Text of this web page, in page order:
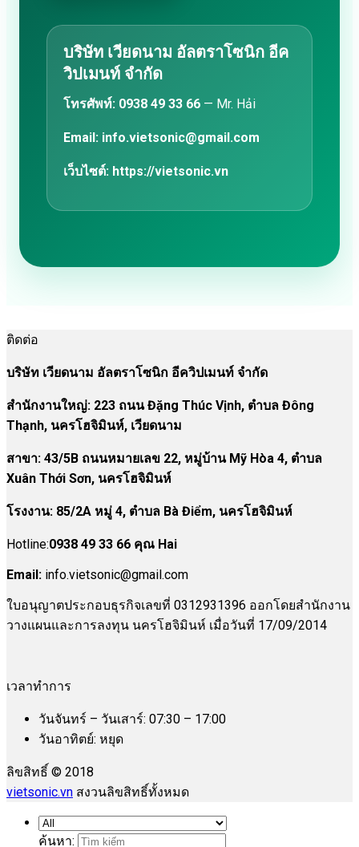
บริษัท เวียดนาม อัลตราโซนิก อีค
วิปเมนท์ จำกัด
โทรศัพท์: 0938 49 33 66 — Mr. Hải
Email: info.vietsonic@gmail.com
เว็บไซต์: https://vietsonic.vn
ติดต่อ
บริษัท เวียดนาม อัลตราโซนิก อีควิปเมนท์ จำกัด
สำนักงานใหญ่: 223 ถนน Đặng Thúc Vịnh, ตำบล Đông
Thạnh, นครโฮจิมินห์, เวียดนาม
สาขา: 43/5B ถนนหมายเลข 22, หมู่บ้าน Mỹ Hòa 4, ตำบล
Xuân Thới Sơn, นครโฮจิมินห์
โรงงาน: 85/2A หมู่ 4, ตำบล Bà Điểm, นครโฮจิมินห์
Hotline:0938 49 33 66 คุณ Hai
Email: info.vietsonic@gmail.com
ใบอนุญาตประกอบธุรกิจเลขที่ 0312931396 ออกโดยสำนักงาน
วางแผนและการลงทุน นครโฮจิมินห์ เมื่อวันที่ 17/09/2014
เวลาทำการ
วันจันทร์ – วันเสาร์: 07:30 – 17:00
วันอาทิตย์: หยุด
ลิขสิทธิ์ © 2018
vietsonic.vn สงวนลิขสิทธิ์ทั้งหมด
ค้นหา: